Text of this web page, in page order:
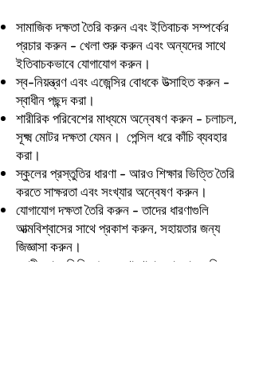
সামাজিক দক্ষতা তৈরি করুন এবং ইতিবাচক সম্পর্কের
প্রচার করুন - খেলা শুরু করুন এবং অন্যদের সাথে
ইতিবাচকভাবে যোগাযোগ করুন।
স্ব-নিয়ন্ত্রণ এবং এজেন্সির বোধকে উত্সাহিত করুন -
স্বাধীন পছন্দ করা।
শারীরিক পরিবেশের মাধ্যমে অন্বেষণ করুন - চলাচল,
সূক্ষ্ম মোটর দক্ষতা যেমন। পেন্সিল ধরে কাঁচি ব্যবহার
করা।
স্কুলের প্রস্তুতির ধারণা - আরও শিক্ষার ভিত্তি তৈরি
করতে সাক্ষরতা এবং সংখ্যার অন্বেষণ করুন।
যোগাযোগ দক্ষতা তৈরি করুন - তাদের ধারণাগুলি
আত্মবিশ্বাসের সাথে প্রকাশ করুন, সহায়তার জন্য
জিজ্ঞাসা করুন।
স্বাধীনতা - জিনিসপত্র দেখাশোনা করা, তাদের নিজস্ব